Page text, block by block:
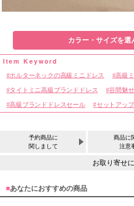
カラー・サイズを選
ホルターネックの高級ミニドレス 高級
タイトミニ高級ブランドドレス 谷間魅
高級ブランドドレスセール セットアッ
予約商品に
関しまして
商品に
注意
お取り寄せ
■あなたにおすすめの商品